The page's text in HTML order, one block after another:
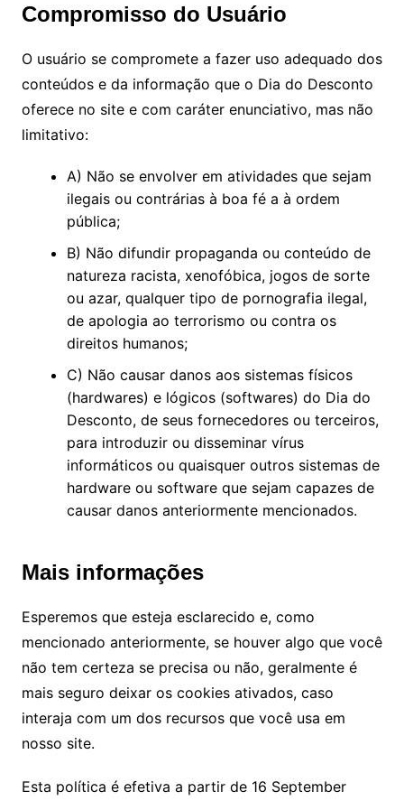
Compromisso do Usuário
O usuário se compromete a fazer uso adequado dos
conteúdos e da informação que o Dia do Desconto
oferece no site e com caráter enunciativo, mas não
limitativo:
A) Não se envolver em atividades que sejam
ilegais ou contrárias à boa fé a à ordem
pública;
B) Não difundir propaganda ou conteúdo de
natureza racista, xenofóbica, jogos de sorte
ou azar, qualquer tipo de pornografia ilegal,
de apologia ao terrorismo ou contra os
direitos humanos;
C) Não causar danos aos sistemas físicos
(hardwares) e lógicos (softwares) do Dia do
Desconto, de seus fornecedores ou terceiros,
para introduzir ou disseminar vírus
informáticos ou quaisquer outros sistemas de
hardware ou software que sejam capazes de
causar danos anteriormente mencionados.
Mais informações
Esperemos que esteja esclarecido e, como
mencionado anteriormente, se houver algo que você
não tem certeza se precisa ou não, geralmente é
mais seguro deixar os cookies ativados, caso
interaja com um dos recursos que você usa em
nosso site.
Esta política é efetiva a partir de 16 September